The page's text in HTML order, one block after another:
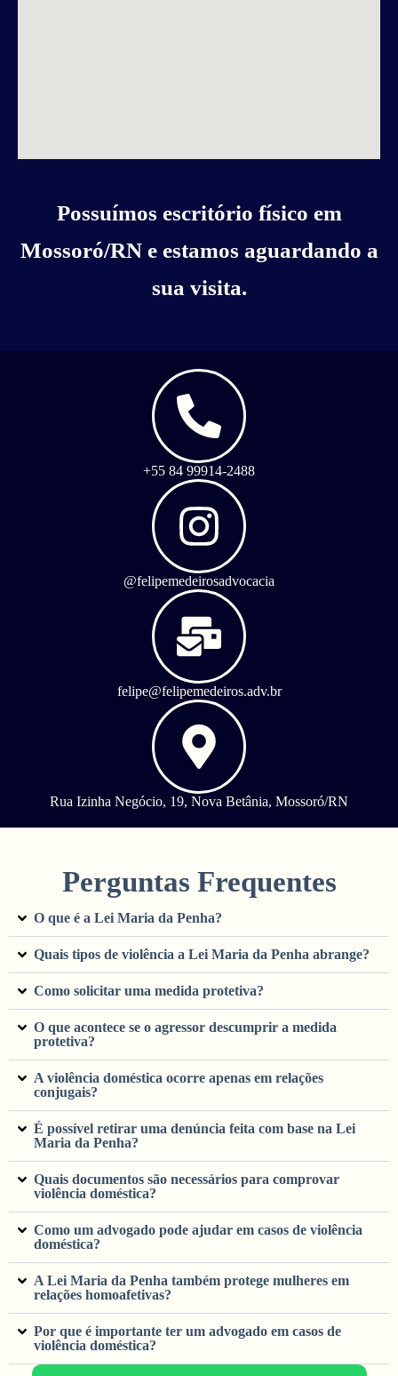
Possuímos escritório físico em
Mossoró/RN e estamos aguardando a
sua visita.
+55 84 99914-2488
@felipemedeirosadvocacia
felipe@felipemedeiros.adv.br
Rua Izinha Negócio, 19, Nova Betânia, Mossoró/RN
Perguntas Frequentes
O que é a Lei Maria da Penha?
Quais tipos de violência a Lei Maria da Penha abrange?
Como solicitar uma medida protetiva?
O que acontece se o agressor descumprir a medida
protetiva?
A violência doméstica ocorre apenas em relações
conjugais?
É possível retirar uma denúncia feita com base na Lei
Maria da Penha?
Quais documentos são necessários para comprovar
violência doméstica?
Como um advogado pode ajudar em casos de violência
doméstica?
A Lei Maria da Penha também protege mulheres em
relações homoafetivas?
Por que é importante ter um advogado em casos de
violência doméstica?